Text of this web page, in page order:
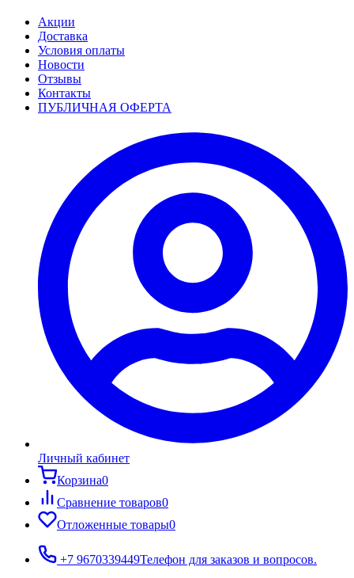
Акции
Доставка
Условия оплаты
Новости
Отзывы
Контакты
ПУБЛИЧНАЯ ОФЕРТА
Личный кабинет
Корзина0
Сравнение товаров0
Отложенные товары0
+7 9670339449Телефон для заказов и вопросов.